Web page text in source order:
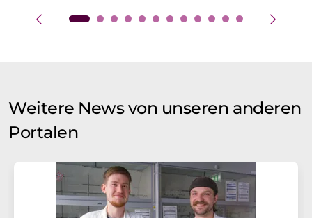
Weitere News von unseren anderen
Portalen